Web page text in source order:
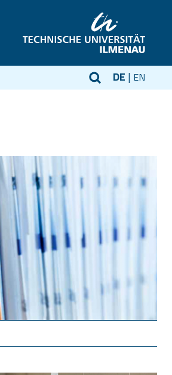
DE EN